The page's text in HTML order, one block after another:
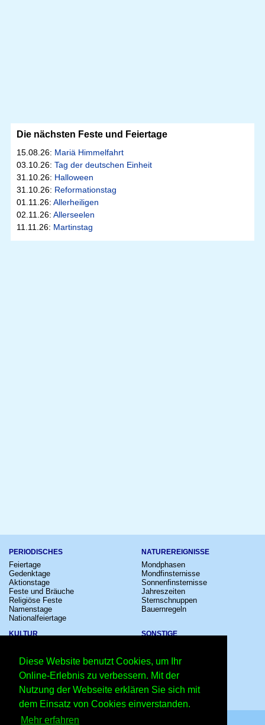
Diese Website benutzt Cookies, um Ihr
Online-Erlebnis zu verbessern. Mit der
Nutzung der Webseite erklären Sie sich mit
dem Einsatz von Cookies einverstanden.
Mehr erfahren
Die nächsten Feste und Feiertage
15.08.26: Mariä Himmelfahrt
03.10.26: Tag der deutschen Einheit
31.10.26: Halloween
31.10.26: Reformationstag
01.11.26: Allerheiligen
02.11.26: Allerseelen
11.11.26: Martinstag
PERIODISCHES
Feiertage
Gedenktage
Aktionstage
Feste und Bräuche
Religiöse Feste
Namenstage
Nationalfeiertage
NATUREREIGNISSE
Mondphasen
Mondfinsternisse
Sonnenfinsternisse
Jahreszeiten
Sternschnuppen
Bauernregeln
KULTUR
Kinostarts
Festivals
Großevents
Comedy
Shows
SONSTIGE
Sternzeichen
Schalttage
Wahltage
Erinnerungen
Volksfeste